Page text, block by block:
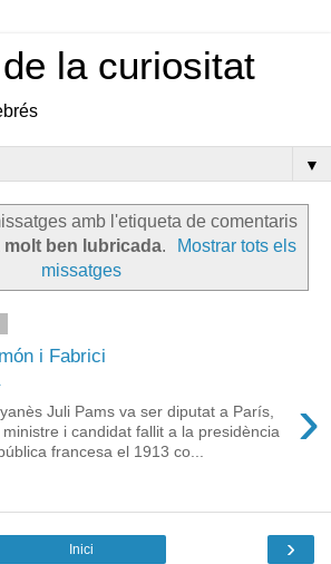
la curiositat
▼
amb l'etiqueta de comentaris
ben lubricada.
Mostrar tots els
missatges
i Fabrici
›
Juli Pams va ser diputat a París,
i candidat fallit a la presidència
francesa el 1913 co...
›
Inici